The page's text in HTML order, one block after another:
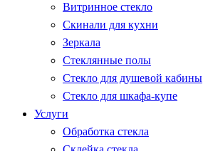
Витринное стекло
Скинали для кухни
Зеркала
Стеклянные полы
Стекло для душевой кабины
Стекло для шкафа-купе
Услуги
Обработка стекла